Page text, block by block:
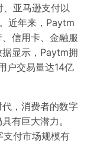
亚马逊支付以
近年来，Paytm
信用卡、金融服
显示，Paytm拥
户交易量达14亿
，消费者的数字
有巨大潜力。
付市场规模有